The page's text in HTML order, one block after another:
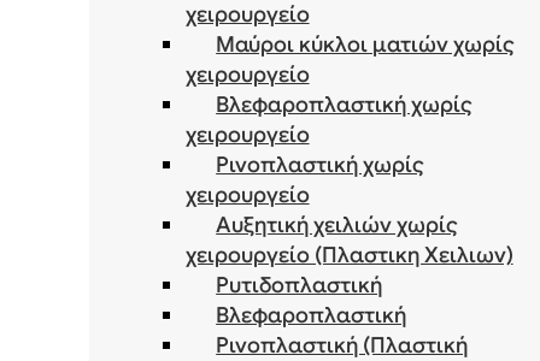
χειρουργείο
Μαύροι κύκλοι ματιών χωρίς
χειρουργείο
Βλεφαροπλαστική χωρίς
χειρουργείο
Ρινοπλαστική χωρίς
χειρουργείο
Αυξητική χειλιών χωρίς
χειρουργείο (Πλαστικη Χειλιων)
Ρυτιδοπλαστική
Βλεφαροπλαστική
Ρινοπλαστική (Πλαστική